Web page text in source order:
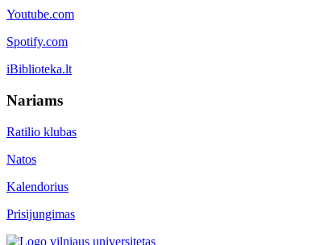
Youtube.com
Spotify.com
iBiblioteka.lt
Nariams
Ratilio klubas
Natos
Kalendorius
Prisijungimas